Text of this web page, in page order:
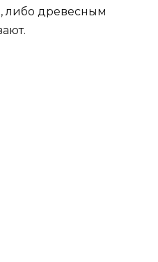
либо древесным